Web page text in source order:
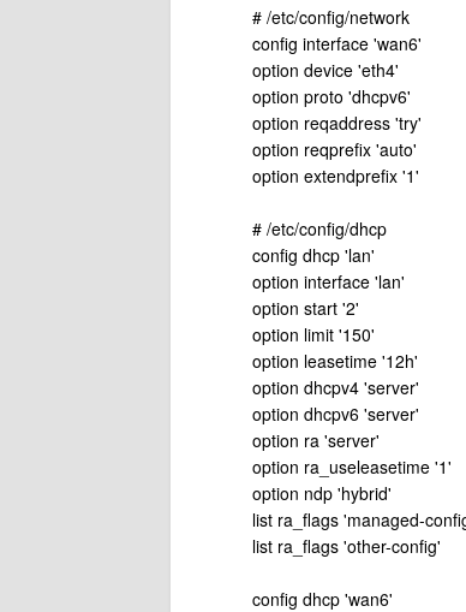
# /etc/config/network
config interface 'wan6'
option device 'eth4'
option proto 'dhcpv6'
option reqaddress 'try'
option reqprefix 'auto'
option extendprefix '1'
# /etc/config/dhcp
config dhcp 'lan'
option interface 'lan'
option start '2'
option limit '150'
option leasetime '12h'
option dhcpv4 'server'
option dhcpv6 'server'
option ra 'server'
option ra_useleasetime '1'
option ndp 'hybrid'
list ra_flags 'managed-
list ra_flags 'other-config'
config dhcp 'wan6'